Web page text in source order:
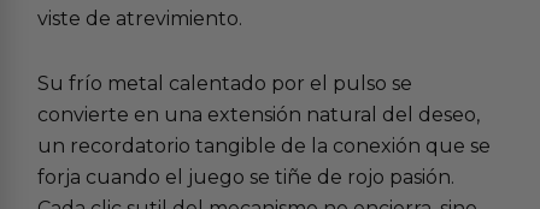
viste de atrevimiento.
Su frío metal calentado por el pulso se
convierte en una extensión natural del deseo,
un recordatorio tangible de la conexión que se
forja cuando el juego se tiñe de rojo pasión.